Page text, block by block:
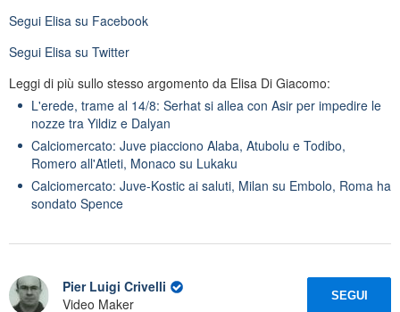
Segui Elisa su Facebook
Segui Elisa su Twitter
Leggi di più sullo stesso argomento da Elisa Di Giacomo:
L'erede, trame al 14/8: Serhat si allea con Asir per impedire le
nozze tra Yildiz e Dalyan
Calciomercato: Juve piacciono Alaba, Atubolu e Todibo,
Romero all'Atleti, Monaco su Lukaku
Calciomercato: Juve-Kostic ai saluti, Milan su Embolo, Roma ha
sondato Spence
Pier Luigi Crivelli
Video Maker
SEGUI